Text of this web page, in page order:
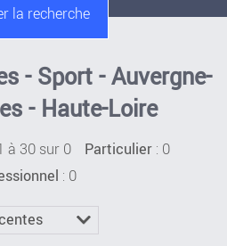
- Sport - Auvergne-
- Haute-Loire
à 30 sur 0 Particulier : 0
: 0